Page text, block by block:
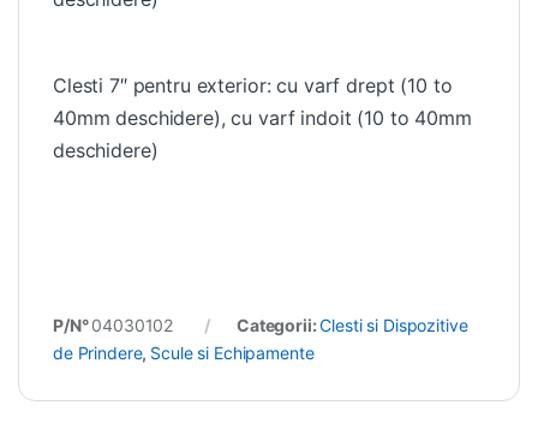
Clesti 7″ pentru exterior: cu varf drept (10 to
40mm deschidere), cu varf indoit (10 to 40mm
deschidere)
P/N°04030102 Categorii:Clesti si Dispozitive
de Prindere, Scule si Echipamente